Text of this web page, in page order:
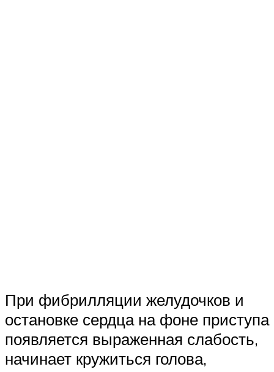
При фибрилляции желудочков и
остановке сердца на фоне приступа
появляется выраженная слабость,
начинает кружиться голова,